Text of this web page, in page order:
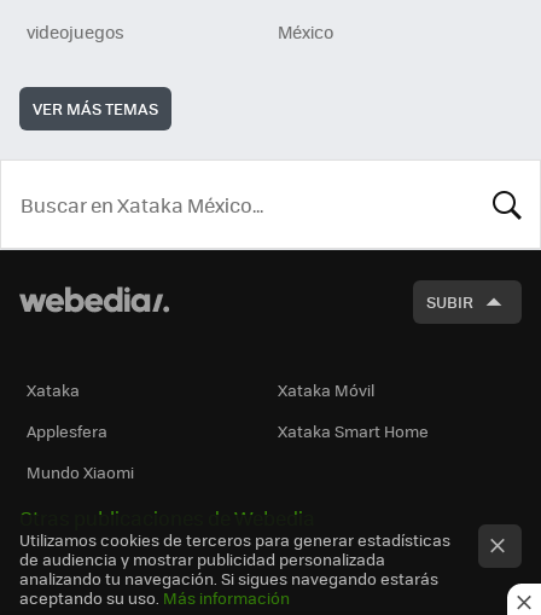
videojuegos
México
VER MÁS TEMAS
SUBIR
Xataka
Xataka Móvil
Applesfera
Xataka Smart Home
Mundo Xiaomi
Otras publicaciones de Webedia
Utilizamos cookies de terceros para generar estadísticas
de audiencia y mostrar publicidad personalizada
analizando tu navegación. Si sigues navegando estarás
aceptando su uso. Más información